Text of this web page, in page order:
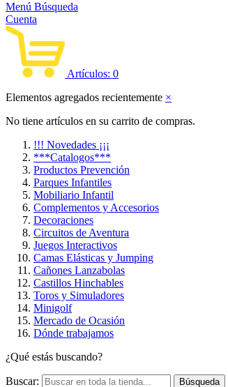
Menú Búsqueda
Cuenta
Artículos: 0
Elementos agregados recientemente ×
No tiene artículos en su carrito de compras.
!!! Novedades ¡¡¡
***Catalogos***
Productos Prevención
Parques Infantiles
Mobiliario Infantil
Complementos y Accesorios
Decoraciones
Circuitos de Aventura
Juegos Interactivos
Camas Elásticas y Jumping
Cañones Lanzabolas
Castillos Hinchables
Toros y Simuladores
Minigolf
Mercado de Ocasión
Dónde trabajamos
¿Qué estás buscando?
Buscar: Búsqueda